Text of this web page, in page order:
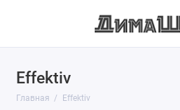
Effektiv
Главная Effektiv